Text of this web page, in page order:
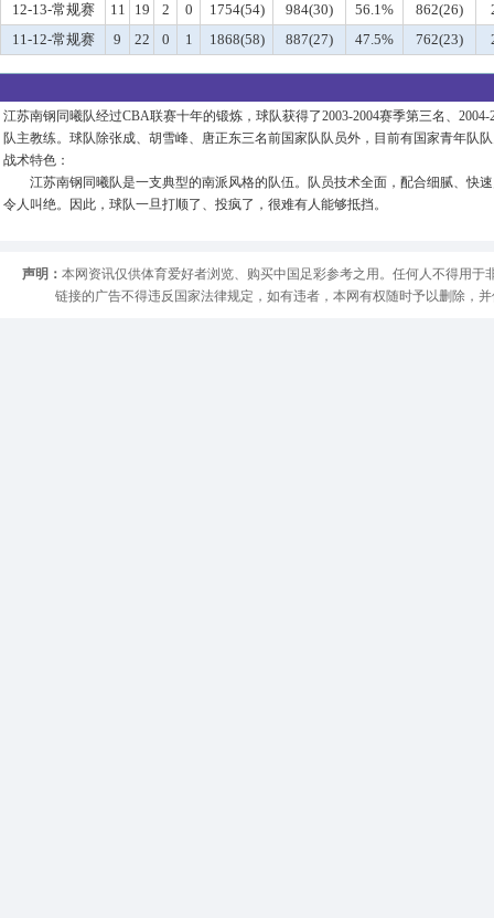
12-13-常规赛
11 19 2 0 1754(54) 984(30) 56.1% 862(26)
11-12-常规赛
9 22 0 1 1868(58) 887(27) 47.5% 762(23)
江苏南钢同曦队经过CBA联赛十年的锻炼，球队获得了2003-2004赛季第三名、
队主教练。球队除张成、胡雪峰、唐正东三名前国家队队员外，目前有国家青年队
战术特色：
江苏南钢同曦队是一支典型的南派风格的队伍。队员技术全面，配合细腻、快
令人叫绝。因此，球队一旦打顺了、投疯了，很难有人能够抵挡。
声明： 本网资讯仅供体育爱好者浏览、购买中国足彩参考之用。任何人不得用
链接的广告不得违反国家法律规定，如有违者，本网有权随时予以删除，